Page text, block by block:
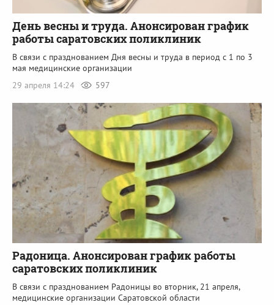
День весны и труда. Анонсирован график
работы саратовских поликлиник
В связи с празднованием Дня весны и труда в период с 1 по 3
мая медицинские организации
29 апреля 14:24
597
Радоница. Анонсирован график работы
саратовских поликлиник
В связи с празднованием Радоницы во вторник, 21 апреля,
медицинские организации Саратовской области